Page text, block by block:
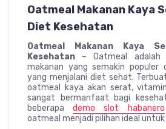
Oatmeal Makanan Kaya
Diet Kesehatan
Oatmeal Makanan Kaya
Kesehatan – Oatmeal adalah
makanan yang semakin populer
yang menjalani diet sehat.
oatmeal kaya akan serat,
sangat bermanfaat bagi
beberapademo slot habanero
oatmeal menjadi pilihan ideal